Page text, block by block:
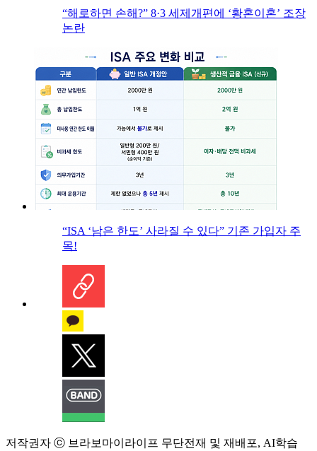
“해로하면 손해?” 8·3 세제개편에 ‘황혼이혼’ 조장
논란
“ISA ‘남은 한도’ 사라질 수 있다” 기존 가입자 주
목!
저작권자 ⓒ 브라보마이라이프 무단전재 및 재배포, AI학습